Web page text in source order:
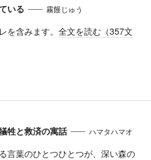
いる
霧饅じゅう
を含みます。 全文を読む（357文
牲と救済の寓話
ハマタハマオ
言葉のひとつひとつが、深い森の